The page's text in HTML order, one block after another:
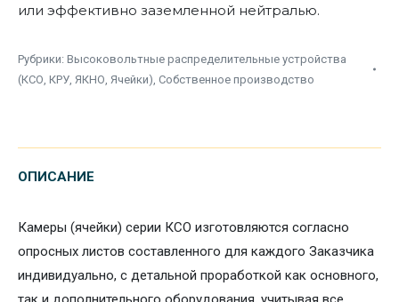
или эффективно заземленной нейтралью.
Рубрики: Высоковольтные распределительные устройства
(КСО, КРУ, ЯКНО, Ячейки), Собственное производство
ОПИСАНИЕ
Камеры (ячейки) серии КСО изготовляются согласно
опросных листов составленного для каждого Заказчика
индивидуально, с детальной проработкой как основного,